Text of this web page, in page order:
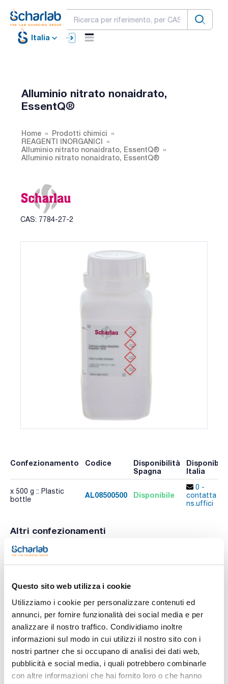
Questo sito web utilizza i cookie
Utilizziamo i cookie per personalizzare contenuti ed
annunci, per fornire funzionalità dei social media e per
analizzare il nostro traffico. Condividiamo inoltre
informazioni sul modo in cui utilizzi il nostro sito con i
nostri partner che si occupano di analisi dei dati web,
pubblicità e social media, i quali potrebbero combinarle
con altre informazioni che hai fornito loro o che hanno
Italia
Alluminio nitrato nonaidrato,
EssentQ®
Home
Prodotti chimici
REAGENTI INORGANICI
Alluminio nitrato nonaidrato, EssentQ®
Alluminio nitrato nonaidrato, EssentQ®
CAS: 7784-27-2
Confezionamento Codice
Disponibilità
Spagna
Italia
x 500 g :: Plastic
bottle
AL08500500 Disponibile
0 -
contatta i
ns.uffici
Altri confezionamenti
Confezionamento
Stampa pagina prodotto
Caratteristiche
Capacità : x 500 g